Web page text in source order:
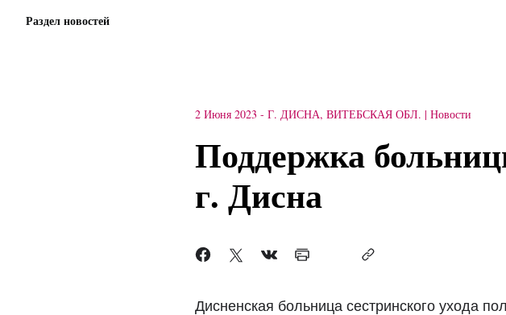
Раздел новостей
2 Июня 2023 - Г. ДИСНА, ВИТЕБСКАЯ ОБЛ. Новости
Поддержка
г. Дисна
Дисненская больница сестринского ухода